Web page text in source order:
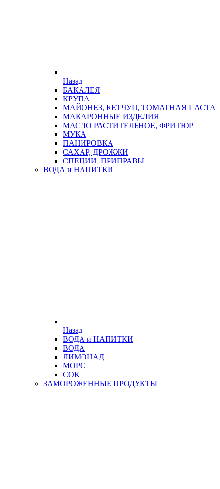
Назад
БАКАЛЕЯ
КРУПА
МАЙОНЕЗ, КЕТЧУП, ТОМАТНАЯ ПАСТА
МАКАРОННЫЕ ИЗДЕЛИЯ
МАСЛО РАСТИТЕЛЬНОЕ, ФРИТЮР
МУКА
ПАНИРОВКА
САХАР, ДРОЖЖИ
СПЕЦИИ, ПРИПРАВЫ
ВОДА и НАПИТКИ
Назад
ВОДА и НАПИТКИ
ВОДА
ЛИМОНАД
МОРС
СОК
ЗАМОРОЖЕННЫЕ ПРОДУКТЫ